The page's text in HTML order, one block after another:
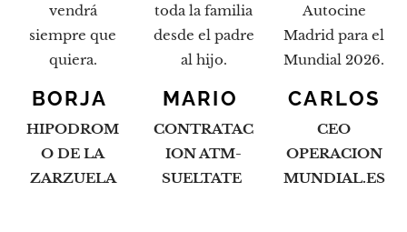
vendrá
siempre que
quiera.
BORJA
HIPODROM
O DE LA
ZARZUELA
toda la familia
desde el padre
al hijo.
MARIO
CONTRATAC
ION ATM-
SUELTATE
Autocine
Madrid para el
Mundial 2026.
CARLOS
CEO
OPERACION
MUNDIAL.ES